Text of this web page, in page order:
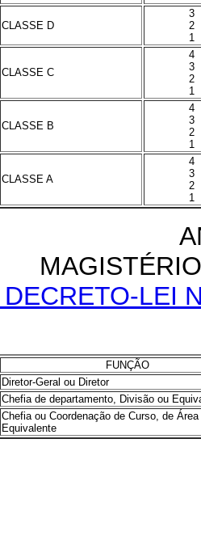
CLASSE D
3
2
1
CLASSE C
4
3
2
1
CLASSE B
4
3
2
1
CLASSE A
4
3
2
1
DECRETO-LEI
FUNÇÃO
Diretor-Geral ou Diretor
Chefia de departamento, Divisão ou
Chefia ou Coordenação de Curso, de Área
Equivalente